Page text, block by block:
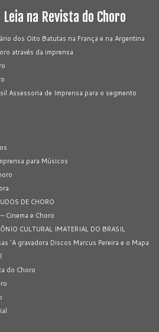
Leia na Revista do Choro
dos Oito Batutas na França e na Argentina
através da imprensa
Assessoria de Imprensa para o segmento
para Músicos
DE CHORO
Cinema e Choro
CULTURAL IMATERIAL DO BRASIL
'A gravadora Discos Marcus Pereira e o Mapa
do Choro